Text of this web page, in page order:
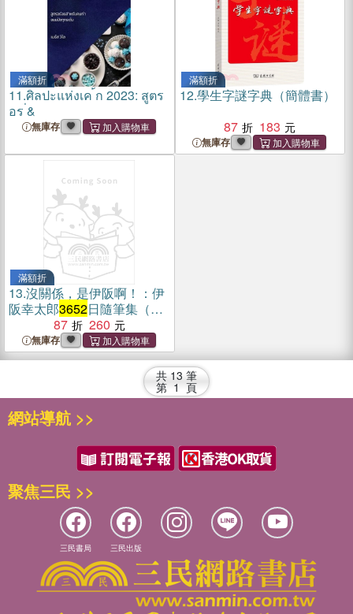
滿額折
11.ศิลปะแห่งเค ้ก 2023: สูตร
อร ่&
無庫存
滿額折
12.學生字謎字典（簡體書）
87
183
無庫存
滿額折
13.沒關係，是伊阪啊！：伊
阪幸太郎3652日隨筆集（簡
87 260
無庫存
共 13 筆
第 1 頁
網站導航 >>
聚焦三民 >>
三民書局 三民出版